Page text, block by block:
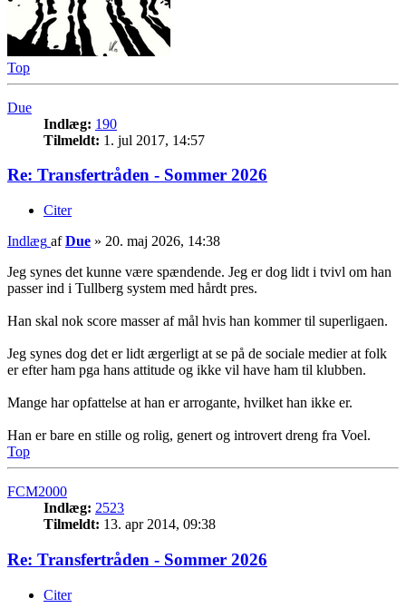
Top
Due
Indlæg: 190
Tilmeldt: 1. jul 2017, 14:57
Re: Transfertråden - Sommer 2026
Citer
Indlæg afDue » 20. maj 2026, 14:38
Jeg synes det kunne være spændende. Jeg er dog lidt i tvivl om han
passer ind i Tullberg system med hårdt pres.
Han skal nok score masser af mål hvis han kommer til superligaen.
Jeg synes dog det er lidt ærgerligt at se på de sociale medier at folk
er efter ham pga hans attitude og ikke vil have ham til klubben.
Mange har opfattelse at han er arrogante, hvilket han ikke er.
Han er bare en stille og rolig, genert og introvert dreng fra Voel.
Top
FCM2000
Indlæg: 2523
Tilmeldt: 13. apr 2014, 09:38
Re: Transfertråden - Sommer 2026
Citer